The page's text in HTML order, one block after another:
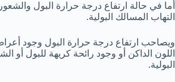
أما في حالة ارتفاع درجة حرارة البول
التهاب المسالك البولية.
ويصاحب ارتفاع درجة حرارة البول وجود
اللون الداكن أو وجود رائحة كريهة للبول أو
البولية.